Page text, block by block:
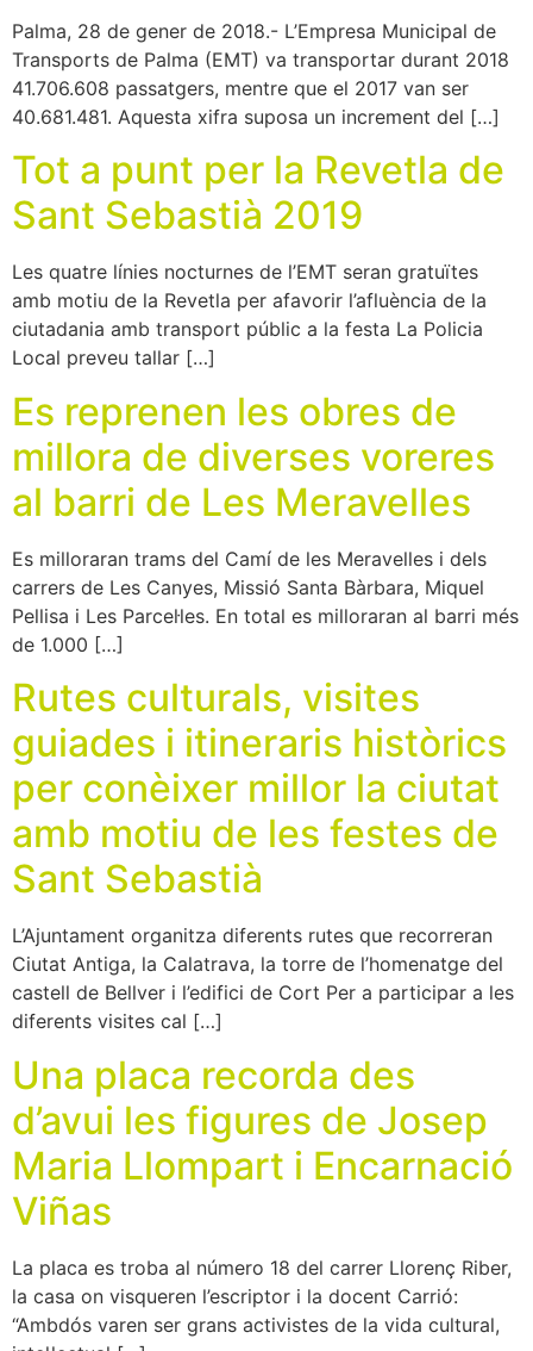
Palma, 28 de gener de 2018.- L’Empresa Municipal de
Transports de Palma (EMT) va transportar durant 2018
41.706.608 passatgers, mentre que el 2017 van ser
40.681.481. Aquesta xifra suposa un increment del […]
Tot a punt per la Revetla de
Sant Sebastià 2019
Les quatre línies nocturnes de l’EMT seran gratuïtes
amb motiu de la Revetla per afavorir l’afluència de la
ciutadania amb transport públic a la festa La Policia
Local preveu tallar […]
Es reprenen les obres de
millora de diverses voreres
al barri de Les Meravelles
Es milloraran trams del Camí de les Meravelles i dels
carrers de Les Canyes, Missió Santa Bàrbara, Miquel
Pellisa i Les Parcel·les. En total es milloraran al barri més
de 1.000 […]
Rutes culturals, visites
guiades i itineraris històrics
per conèixer millor la ciutat
amb motiu de les festes de
Sant Sebastià
L’Ajuntament organitza diferents rutes que recorreran
Ciutat Antiga, la Calatrava, la torre de l’homenatge del
castell de Bellver i l’edifici de Cort Per a participar a les
diferents visites cal […]
Una placa recorda des
d’avui les figures de Josep
Maria Llompart i Encarnació
Viñas
La placa es troba al número 18 del carrer Llorenç Riber,
la casa on visqueren l’escriptor i la docent Carrió:
“Ambdós varen ser grans activistes de la vida cultural,